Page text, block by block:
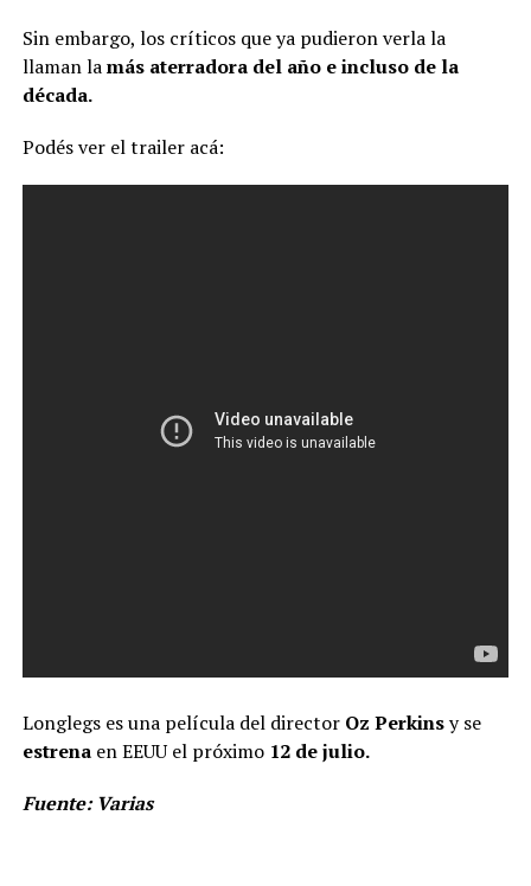
Sin embargo, los críticos que ya pudieron verla la
llaman lamás aterradora del año e incluso de la
década.
Podés ver el trailer acá:
Longlegs es una película del director Oz Perkinsy se
estrenaen EEUU el próximo12 de julio.
Fuente: Varias